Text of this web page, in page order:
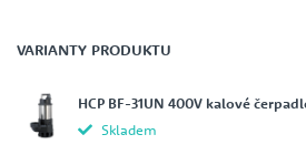
VARIANTY PRODUKTU
HCP BF-31UN 400V kalové
Skladem